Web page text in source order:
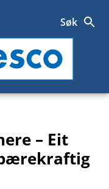
Søk
– Eit